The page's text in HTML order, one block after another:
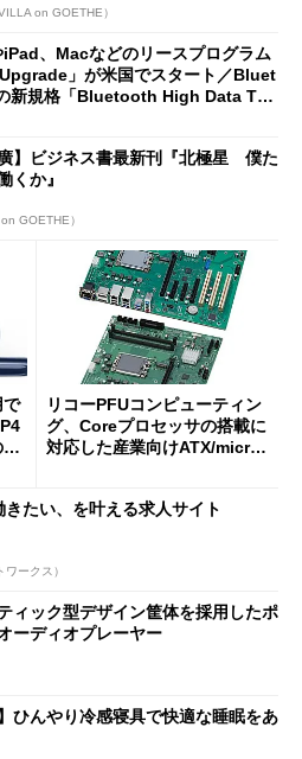
on GOETHE）
、Macなどのリースプログラム
Upgrade」が米国でスタート／Bluet
新規格「Bluetooth High Data Thr
廣】ビジネス書最新刊『北極星 僕た
くか』
GOETHE）
で
リコーPFUコンピューティン
グ、Coreプロセッサの搭載に
対応した産業向けATX/micro
きたい、を叶える求人サイト
ークス）
ィック型デザイン筐体を採用したポ
ーディオプレーヤー
ひんやり冷感寝具で快適な睡眠をあ